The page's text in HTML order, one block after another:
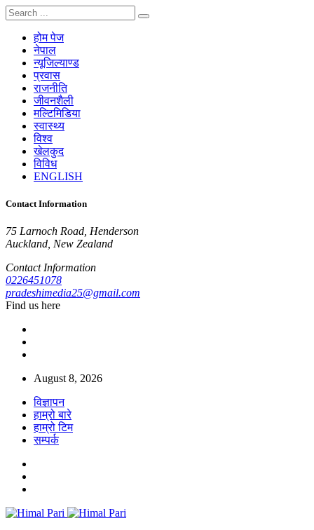
होम पेज
नेपाल
न्यूजिल्याण्ड
प्रवास
राजनीति
जीवनशैली
मल्टिमिडिया
स्वास्थ्य
विश्व
खेलकुद
विविध
ENGLISH
Contact Information
75 Larnoch Road, Henderson
Auckland, New Zealand
Contact Information
0226451078
pradeshimedia25@gmail.com
Find us here
August 8, 2026
विज्ञापन
हाम्रो बारे
हाम्रो टिम
सम्पर्क